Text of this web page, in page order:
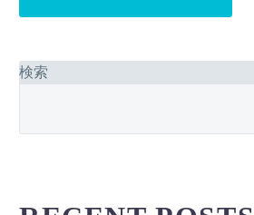
検索